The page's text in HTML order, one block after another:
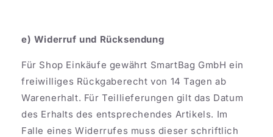
e) Widerruf und Rücksendung
Für Shop Einkäufe gewährt SmartBag GmbH ein
freiwilliges Rückgaberecht von 14 Tagen ab
Warenerhalt. Für Teillieferungen gilt das Datum
des Erhalts des entsprechendes Artikels. Im
Falle eines Widerrufes muss dieser schriftlich